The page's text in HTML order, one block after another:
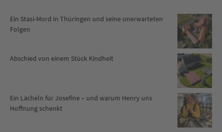
Ein Stasi-Mord in Thüringen und seine unerwarteten
Folgen
Abschied von einem Stück Kindheit
Ein Lächeln für Josefine – und warum Henry uns
Hoffnung schenkt